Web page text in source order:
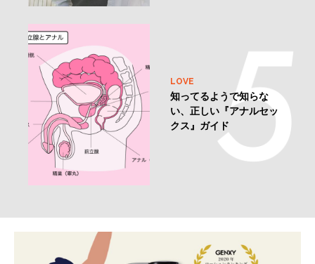
LOVE
知ってるようで知らな
い、正しい『アナルセッ
クス』ガイド